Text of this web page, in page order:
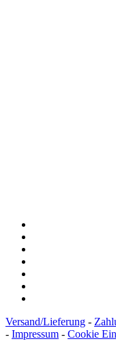
Versand/Lieferung -
- Impressum - Cookie